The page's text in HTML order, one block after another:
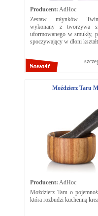
Producent: AdHoc
Zestaw młynków
wykonany z tworzywa
uformowanego w smukły,
spoczywający w dłoni
Moździerz Taru M
Producent: AdHoc
Moździerz Taru o
która rozbudzi kuchenną